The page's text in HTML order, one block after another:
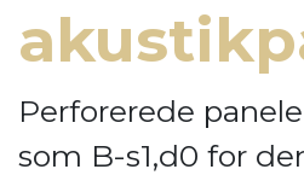
Perforerede
som B-s1,d0 for